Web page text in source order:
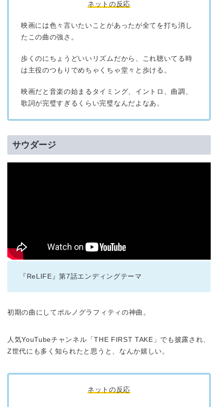
ネットの反応
映画には色々言いたいことがあったが全てを打ち消し
たこの曲の強さ。
歩くのにちょうどいいリズムだから、これ聴いてる時
は主役のつもりでめちゃくちゃ堂々と歩ける。
映画だと音楽の始まるタイミング、イントロ、曲調、
歌詞が完璧すぎるくらい完璧なんだよなあ。
サウダージ
『ReLIFE』第7話エンディングテーマ
初期の曲にしてポルノグラフィティの神曲。
人気YouTubeチャンネル「THE FIRST TAKE」でも披露され、
Z世代にも多く知られたと思うと、なんか嬉しい。
ネットの反応